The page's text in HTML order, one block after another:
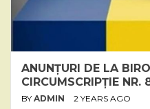
ANUNȚURI DE LA
CIRCUMSCRIPȚIE NR.
BY ADMIN 2 YEARS AGO